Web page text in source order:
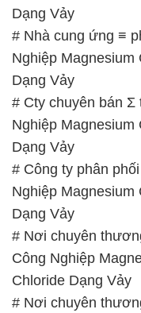
Dạng Vảy
# Nhà cung ứng ≡
Nghiệp Magnesium
Dạng Vảy
# Cty chuyên bán
Nghiệp Magnesium
Dạng Vảy
# Công ty phân
Nghiệp Magnesium
Dạng Vảy
# Nơi chuyên
Công Nghiệp
Chloride Dạng Vảy
# Nơi chuyên